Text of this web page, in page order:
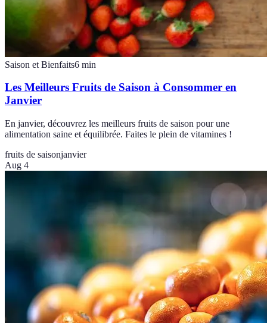
Saison et Bienfaits6 min
Les Meilleurs Fruits de Saison à Consommer en
Janvier
En janvier, découvrez les meilleurs fruits de saison pour une
alimentation saine et équilibrée. Faites le plein de vitamines !
fruits de saisonjanvier
Aug 4